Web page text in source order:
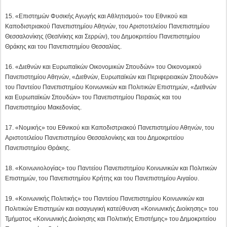
17. «Νομικής» του Εθνικού και Καποδιστριακού Πανεπιστημίου Αθηνών, του
Αριστοτελείου Πανεπιστημίου Θεσσαλονίκης και του Δημοκριτείου
Πανεπιστημίου Θράκης.
18. «Κοινωνιολογίας» του Παντείου Πανεπιστημίου Κοινωνικών και Πολιτικών
Επιστημών, του Πανεπιστημίου Κρήτης και του Πανεπιστημίου Αιγαίου.
19. «Κοινωνικής Πολιτικής» του Παντείου Πανεπιστημίου Κοινωνικών και
Πολιτικών Επιστημών και εισαγωγική κατεύθυνση «Κοινωνικής Διοίκησης» του
Πανεπιστημίου Θράκης.
20. «Πολιτικής Επιστήμης και Δημόσιας Διοίκησης» του Εθνικού και
Αριστοτελείου Πανεπιστημίου Θεσσαλονίκης, εισαγωγική κατεύθυνση
«Πολιτικής Επιστήμης» του Τμήματος «Κοινωνικής Διοίκησης και Πολιτικής
και Ιστορίας» του Παντείου Πανεπιστημίου Κοινωνικών και Πολιτικών
Επιστημών, «Πολιτικής Επιστήμης» του Πανεπιστημίου Κρήτης και «Πολιτικής
Επιστήμης και Διεθνών Σχέσεων» του Πανεπιστημίου Πελοποννήσου.